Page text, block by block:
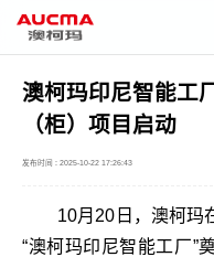
澳柯玛印尼智能工
（柜）项目启动
发布时间 : 2025-10-22 17:26:43
10月20日，澳柯玛
“澳柯玛印尼智能工厂”